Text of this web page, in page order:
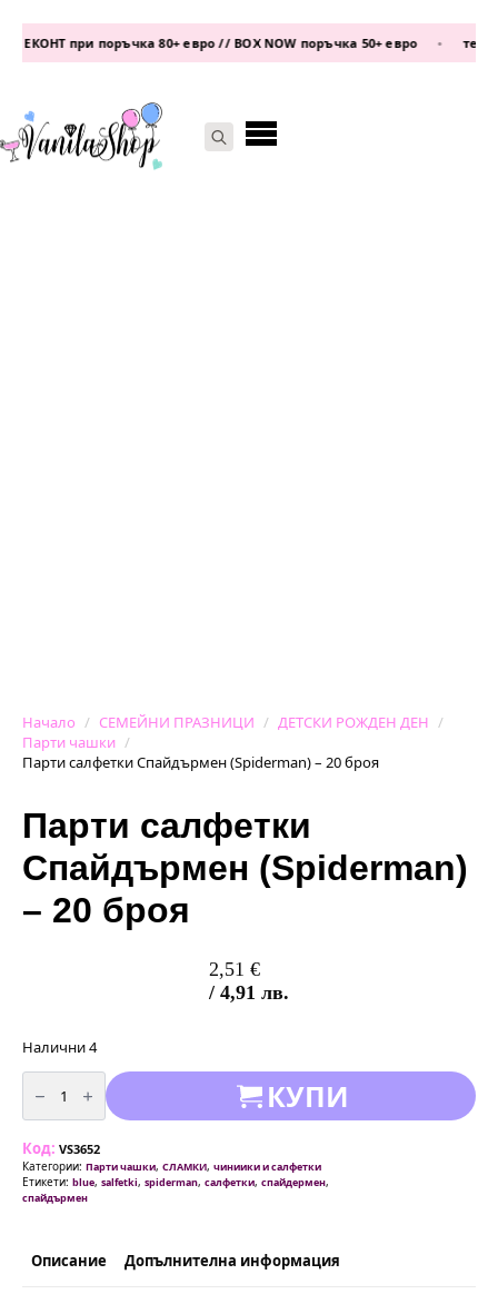
при поръчка 80+ евро // BOX NOW поръчка 50+ евро
Начало СЕМЕЙНИ ПРАЗНИЦИ
ДЕТСКИ РОЖДЕН ДЕН
Парти чашки
Парти салфетки Спайдърмен (Spiderman) – 20 броя
Парти салфетки
Спайдърмен (Spiderman)
– 20 броя
2,51 €
/ 4,91 лв.
Налични 4
количество
за
Парти
салфетки
(Spiderman)
-
20
броя
КУПИ
Код: VS3652
Категории: Парти чашки, СЛАМКИ, чиниики и салфетки
Етикети: blue, salfetki, spiderman, салфетки, спайдермен,
спайдърмен
Описание Допълнителна информация